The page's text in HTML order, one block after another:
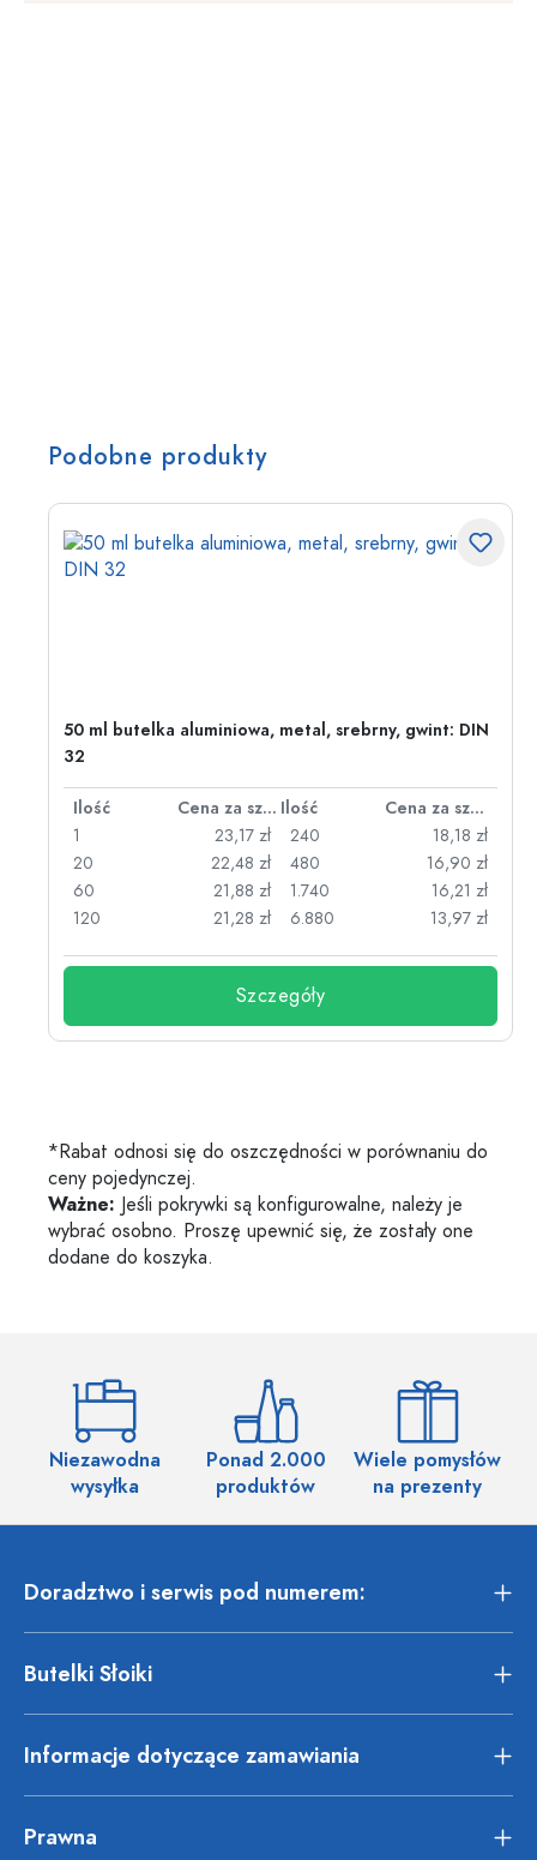
Podobne produkty
50 ml butelka aluminiowa, metal, srebrny, gwint: DIN
32
Ilość Cena za sztukę Ilość
Cena za sztukę
1
23,17 zł
20
22,48 zł
60
21,88 zł
120
21,28 zł
240
18,18 zł
480
16,90 zł
1.740
16,21 zł
6.880
13,97 zł
Szczegóły
*Rabat odnosi się do oszczędności w porównaniu do
ceny pojedynczej.
Ważne: Jeśli pokrywki są konfigurowalne, należy je
wybrać osobno. Proszę upewnić się, że zostały one
dodane do koszyka.
Niezawodna
wysyłka
Ponad 2.000
produktów
Wiele pomysłów
na prezenty
Doradztwo i serwis pod numerem:
Butelki Słoiki
Informacje dotyczące zamawiania
Prawna